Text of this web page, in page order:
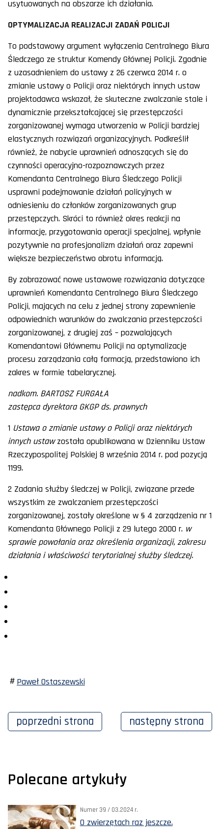
usytuowanych na obszarze ich działania.
OPTYMALIZACJA REALIZACJI ZADAŃ POLICJI
To podstawowy argument wyłączenia Centralnego Biura
Śledczego ze struktur Komendy Głównej Policji. Zgodnie
z uzasadnieniem do ustawy z 26 czerwca 2014 r. o
zmianie ustawy o Policji oraz niektórych innych ustaw
projektodawca wskazał, że skuteczne zwalczanie stale i
dynamicznie przekształcającej się przestępczości
zorganizowanej wymaga utworzenia w Policji bardziej
elastycznych rozwiązań organizacyjnych. Podkreślił
również, że nabycie uprawnień odnoszących się do
czynności operacyjno-rozpoznawczych przez
Komendanta Centralnego Biura Śledczego Policji
usprawni podejmowanie działań policyjnych w
odniesieniu do członków zorganizowanych grup
przestępczych. Skróci to również okres reakcji na
informację, przygotowania operacji specjalnej, wpłynie
pozytywnie na profesjonalizm działań oraz zapewni
większe bezpieczeństwo obrotu informacją.
By zobrazować nowe ustawowe rozwiązania dotyczące
uprawnień Komendanta Centralnego Biura Śledczego
Policji, mających na celu z jednej strony zapewnienie
odpowiednich warunków do zwalczania przestępczości
zorganizowanej, z drugiej zaś – pozwalających
Komendantowi Głównemu Policji na optymalizację
procesu zarządzania całą formacją, przedstawiono ich
zakres w formie tabelarycznej.
nadkom. BARTOSZ FURGAŁA
zastępca dyrektora GKGP ds. prawnych
1 Ustawa o zmianie ustawy o Policji oraz niektórych
innych ustawzostała opublikowana w Dzienniku Ustaw
Rzeczypospolitej Polskiej 8 września 2014 r. pod pozycją
1199.
2 Zadania służby śledczej w Policji, związane przede
wszystkim ze zwalczaniem przestępczości
zorganizowanej, zostały określone w § 4 zarządzenia nr 1
Komendanta Głównego Policji z 29 lutego 2000 r. w
sprawie powołania oraz określenia organizacji, zakresu
działania i właściwości terytorialnej służby śledczej.
Paweł Ostaszewski
poprzedni strona następny strona
Polecane artykuły
Numer 39 / 03.2024 r.
O zwierzętach raz jeszcze.